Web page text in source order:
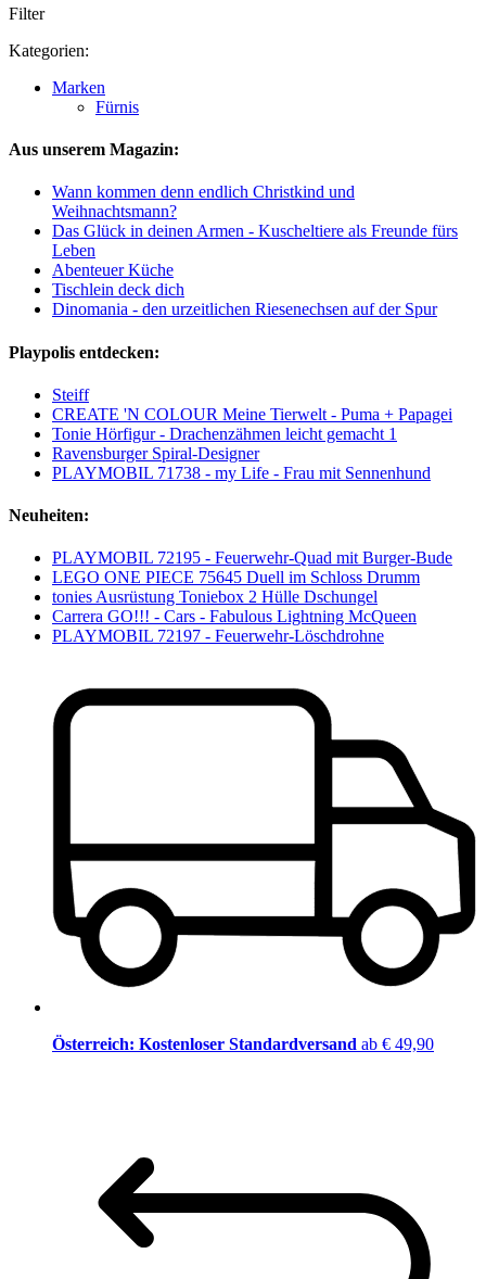
Filter
Kategorien:
Marken
Fürnis
Aus unserem Magazin:
Wann kommen denn endlich Christkind und
Weihnachtsmann?
Das Glück in deinen Armen - Kuscheltiere als Freunde fürs
Leben
Abenteuer Küche
Tischlein deck dich
Dinomania - den urzeitlichen Riesenechsen auf der Spur
Playpolis entdecken:
Steiff
CREATE 'N COLOUR Meine Tierwelt - Puma + Papagei
Tonie Hörfigur - Drachenzähmen leicht gemacht 1
Ravensburger Spiral-Designer
PLAYMOBIL 71738 - my Life - Frau mit Sennenhund
Neuheiten:
PLAYMOBIL 72195 - Feuerwehr-Quad mit Burger-Bude
LEGO ONE PIECE 75645 Duell im Schloss Drumm
tonies Ausrüstung Toniebox 2 Hülle Dschungel
Carrera GO!!! - Cars - Fabulous Lightning McQueen
PLAYMOBIL 72197 - Feuerwehr-Löschdrohne
Österreich: Kostenloser Standardversand ab € 49,90